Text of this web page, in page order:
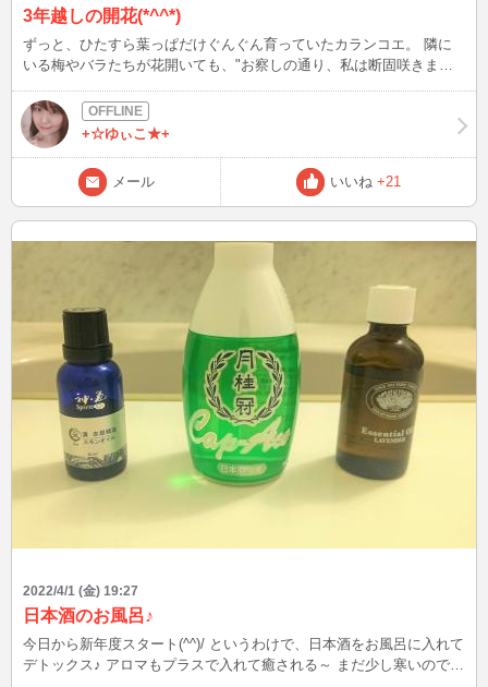
3年越しの開花(*^^*)
ずっと、ひたすら葉っぱだけぐんぐん育っていたカランコエ。 隣に
いる梅やバラたちが花開いても、"お察しの通り、私は断固咲きませ
お花を咲かせてくれました～(*^^*)♪ 嬉しいーー！！ 実はこの子、私
のギャラリー2枚目の小さく可愛い葉っぱちゃんだったんです。 あん
なに小さかったのに、立派に綺麗な花を咲かせて見せてくれて、あり
+☆ゆぃこ★+
メール いいね +21
2022/4/1 (金) 19:27
日本酒のお風呂♪
今日から新年度スタート(^^)/ というわけで、日本酒をお風呂に入れて
デトックス♪ アロマもプラスで入れて癒される～ まだ少し寒いので湯